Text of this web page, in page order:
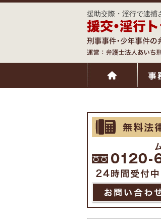
援助交際・淫行で逮捕